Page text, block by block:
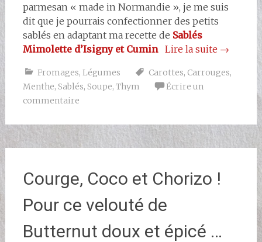
parmesan « made in Normandie », je me suis
dit que je pourrais confectionner des petits
sablés en adaptant ma recette de Sablés
Mimolette d’Isigny et Cumin Lire la suite →
Fromages, Légumes Carottes, Carrouges,
Menthe, Sablés, Soupe, Thym
Écrire un
commentaire
Courge, Coco et Chorizo !
Pour ce velouté de
Butternut doux et épicé …